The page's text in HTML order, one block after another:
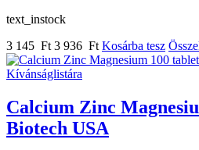
text_instock
3 145 Ft 3 936 Ft Kosárba tesz
Kívánságlistára
Calcium Zinc
Biotech USA